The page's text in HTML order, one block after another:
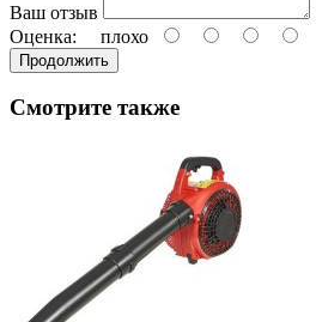
Ваш отзыв
Оценка: плохо
Продолжить
Смотрите также